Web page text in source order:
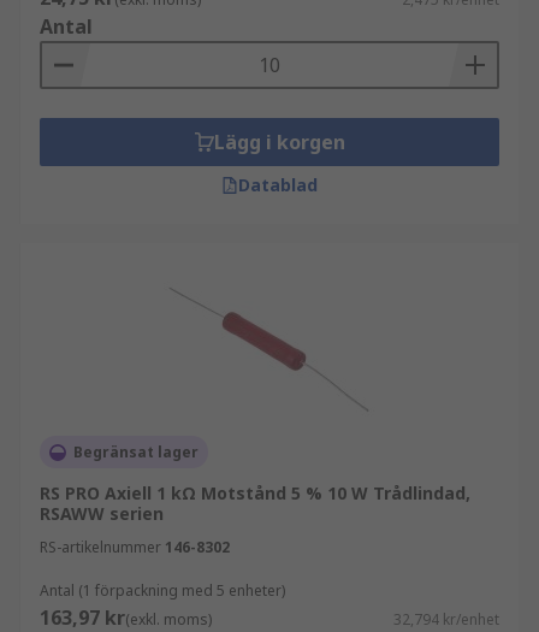
Antal
Lägg i korgen
Datablad
Begränsat lager
RS PRO Axiell 1 kΩ Motstånd 5 % 10 W Trådlindad,
RSAWW serien
RS-artikelnummer 146-8302
Antal (1 förpackning med 5 enheter)
163,97 kr(exkl. moms) 32,794 kr/enhet